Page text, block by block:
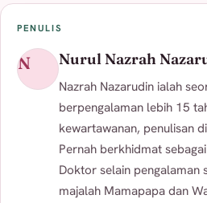
PENULIS
N Nurul Nazrah
Nazrah Nazarudin ialah
berpengalaman lebih 15
kewartawanan, penulisan
Pernah berkhidmat
Doktor selain pengalaman
majalah Mamapapa dan